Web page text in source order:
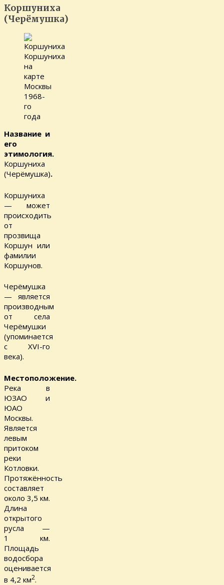
Коршуниха
(Черёмушка)
Коршуниха
на
карте
Москвы
1968-
го
года
Название и
его
этимология.
Коршуниха
(Черёмушка).
Коршуниха
— может
происходить
от
прозвища
Коршун или
фамилии
Коршунов.
Черёмушка
— является
производным
от села
Черёмушки
(упоминается
с XVI-го
века).
Местоположение.
Река в
ЮЗАО и
ЮАО
Москвы.
Является
левым
притоком
реки
Котловки.
Протяжённость
составляет
около 3,5 км.
Длина
открытого
русла —
1 км.
Площадь
водосбора
оценивается
в 4,2 км2.